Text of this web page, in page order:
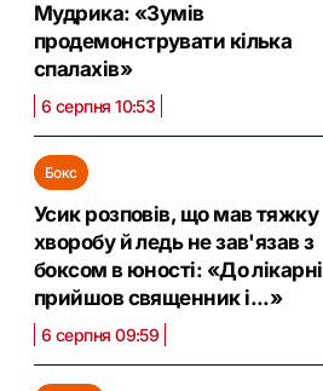
Мудрика: «Зумів
продемонструвати кілька
спалахів»
6 серпня 10:53
Бокс
Усик розповів, що мав тяжку
хворобу й ледь не зав'язав з
боксом в юності: «До лікарні
прийшов священник і...»
6 серпня 09:59